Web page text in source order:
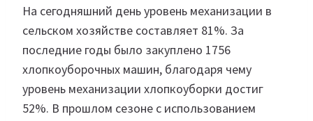
На сегодняшний день уровень механизации в
сельском хозяйстве составляет 81%. За
последние годы было закуплено 1756
хлопкоуборочных машин, благодаря чему
уровень механизации хлопкоуборки достиг
52%. В прошлом сезоне с использованием